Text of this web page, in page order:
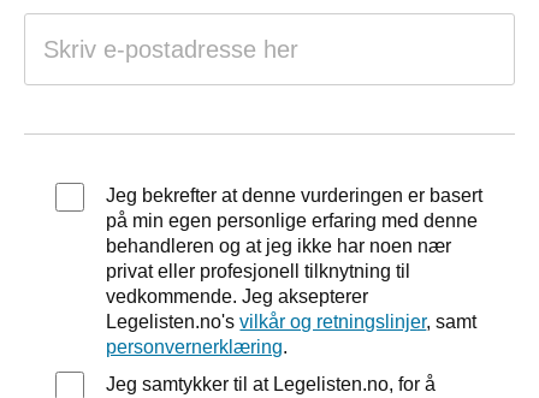
Jeg bekrefter at denne vurderingen er basert
på min egen personlige erfaring med denne
behandleren og at jeg ikke har noen nær
privat eller profesjonell tilknytning til
vedkommende. Jeg aksepterer
Legelisten.no'svilkår og retningslinjer, samt
personvernerklæring.
Jeg samtykker til at Legelisten.no, for å